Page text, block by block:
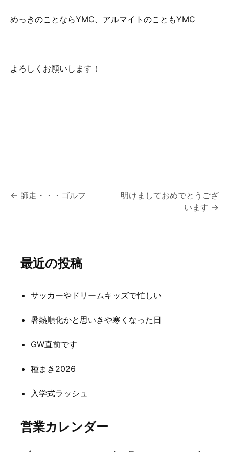
めっきのことならYMC、アルマイトのこともYMC
よろしくお願いします！
投
ゲ
ョ
ン
← 師走・・・ゴルフ
明けましておめでとうござ
います →
最近の投稿
サッカーやドリームキッズで忙しい
暑熱順化かと思いきや寒くなった日
GW直前です
種まき2026
入学式ラッシュ
営業カレンダー